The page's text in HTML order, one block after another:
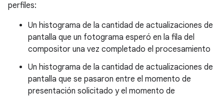
perfiles:
Un histograma de la cantidad de actualizaciones de
pantalla que un fotograma esperó en la fila del
compositor una vez completado el procesamiento
Un histograma de la cantidad de actualizaciones de
pantalla que se pasaron entre el momento de
presentación solicitado y el momento de